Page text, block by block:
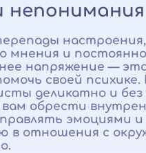
непонимания
мнения и
напряжение —
своей
деликатно и без
обрести
эмоциями
в отношения с